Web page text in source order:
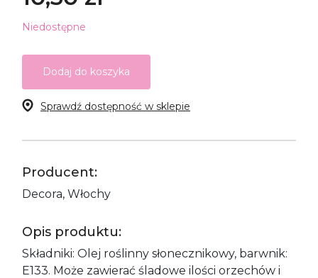
Niedostępne
Dodaj do koszyka
Sprawdź dostępność w sklepie
Producent:
Decora, Włochy
Opis produktu:
Składniki: Olej roślinny słonecznikowy, barwnik:
E133. Może zawierać śladowe ilości orzechów i